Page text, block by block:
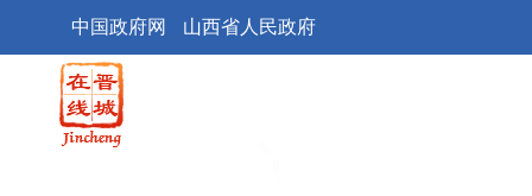
中国政府网 山西省人民政府